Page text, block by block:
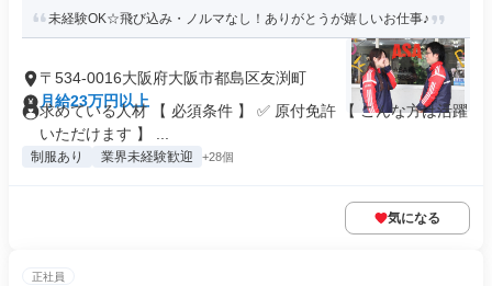
未経験OK☆飛び込み・ノルマなし！ありがとうが嬉しいお仕事♪
〒534-0016大阪府大阪市都島区友渕町
月給23万円以上
求めている人材 【 必須条件 】 ✅ 原付免許 【 こんな方は活躍
いただけます 】 ...
制服あり 業界未経験歓迎 +28個
気になる
正社員